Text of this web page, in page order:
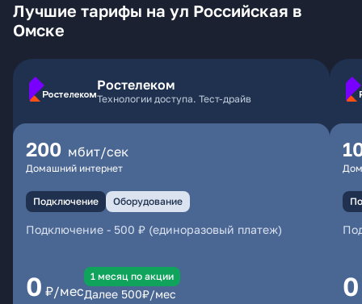
Лучшие тарифы на ул Российская в
Омске
Ростелеком
Технологии доступа. Тест-драйв
200 мбит/сек
Домашний интернет
Подключение Оборудование
Подключение - 500 ₽ (единоразовый платеж)
0 ₽/мес
1 месяц по акции
Далее 500₽/мес 0